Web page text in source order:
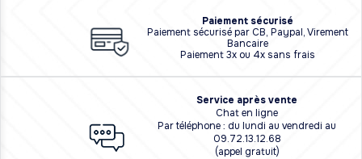
Paiement sécurisé
Paiement sécurisé par CB, Paypal, Virement
Bancaire
Paiement 3x ou 4x sans frais
Service après vente
Chat en ligne
Par téléphone : du lundi au vendredi au
09.72.13.12.68
(appel gratuit)